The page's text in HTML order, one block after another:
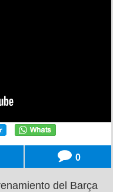
0
del Barça